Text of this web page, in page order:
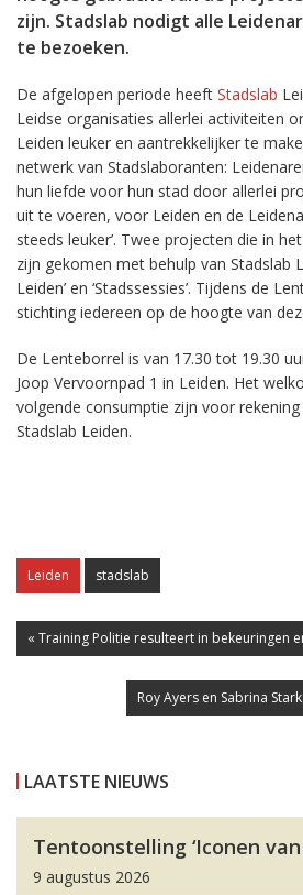
zijn. Stadslab nodigt alle
te bezoeken.
De afgelopen periode heeft Stadslab
Leidse organisaties allerlei activiteiten
Leiden leuker en aantrekkelijker te
netwerk van Stadslaboranten:
hun liefde voor hun stad door allerlei
uit te voeren, voor Leiden en de
steeds leuker’. Twee projecten die in
zijn gekomen met behulp van Stadslab
Leiden’ en ‘Stadssessies’. Tijdens de
stichting iedereen op de hoogte van
De Lenteborrel is van 17.30 tot 19.30
Joop Vervoornpad 1 in Leiden. Het
volgende consumptie zijn voor
Stadslab Leiden.
Leiden stadslab
« Training Politie resulteert in bekeuringen
Roy Ayers en Sabrina
LAATSTE NIEUWS
Tentoonstelling ‘Iconen
9 augustus 2026